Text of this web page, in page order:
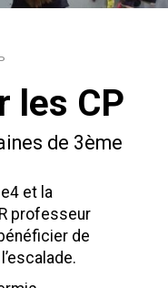
les CP
de 3ème
et la
professeur
de